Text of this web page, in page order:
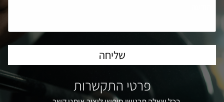
פרטי התקשרות